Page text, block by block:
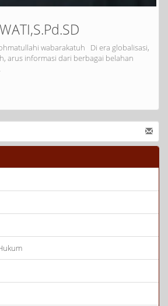
wabarakatuh Di era globalisasi,
arus informasi dari berbagai belahan